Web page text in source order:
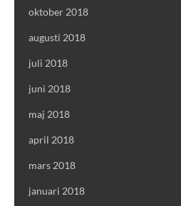
oktober 2018
augusti 2018
juli 2018
juni 2018
maj 2018
april 2018
mars 2018
januari 2018